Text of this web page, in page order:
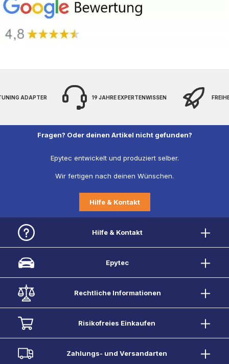
ADAPTER 19 JAHRE EXPERTENWISSEN
Fragen? Oder deinen Artikel nicht gefunden?
Epytec entwickelt und produziert selber.
Wir fertigen nach deinen Wünschen.
Hilfe & Kontakt
Hilfe & Kontakt
Epytec
Rechtliche Informationen
Risikofreies Einkaufen
Zahlungs- und Versandarten